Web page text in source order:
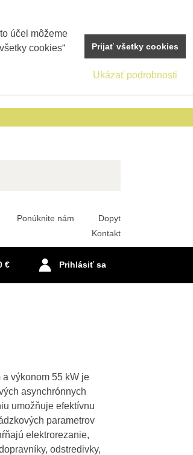
Ponúknite nám
Dopyt
Kontakt
Prihlásiť sa
€
výkonom 55 kW je
asynchrónnych
umožňuje efektívnu
parametrov
elektrorezanie,
odstredivky,
účel môžeme
cookies“
Ukázať podrobnosti
Prijať všetky cookies